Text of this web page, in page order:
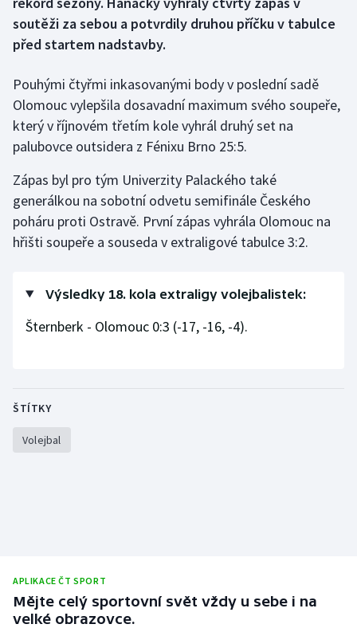
Dostihy
Futsal
Golf
Gymnastika
Házená
Jezdectví
Krasobruslení
Lyže a snowboard
Moderní pětiboj
soutěži za sebou a potvrdily druhou příčku v tabulce
před startem nadstavby.
Pouhými čtyřmi inkasovanými body v poslední sadě
Olomouc vylepšila dosavadní maximum svého soupeře,
který v říjnovém třetím kole vyhrál druhý set na
palubovce outsidera z Fénixu Brno 25:5.
Zápas byl pro tým Univerzity Palackého také
generálkou na sobotní odvetu semifinále Českého
poháru proti Ostravě. První zápas vyhrála Olomouc na
hřišti soupeře a souseda v extraligové tabulce 3:2.
Výsledky 18. kola extraligy volejbalistek:
Šternberk - Olomouc 0:3 (-17, -16, -4).
ŠTÍTKY
Volejbal
APLIKACE ČT SPORT
Mějte celý sportovní svět vždy u sebe i na
velké obrazovce.